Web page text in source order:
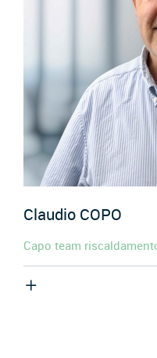
Claudio COPO
Capo team